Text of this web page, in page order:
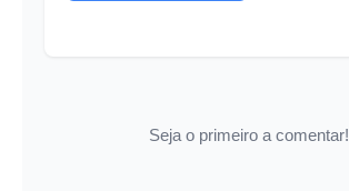
Seja o primeiro a comentar!